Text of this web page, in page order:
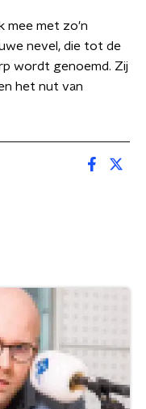
mee met zo'n
nevel, die tot de
wordt genoemd. Zij
het nut van